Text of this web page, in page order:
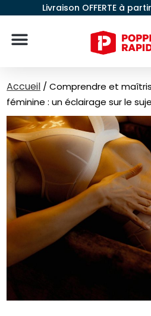
Livraison OFFERTE à
Accueil /Comprendre et
féminine : un éclairage sur le